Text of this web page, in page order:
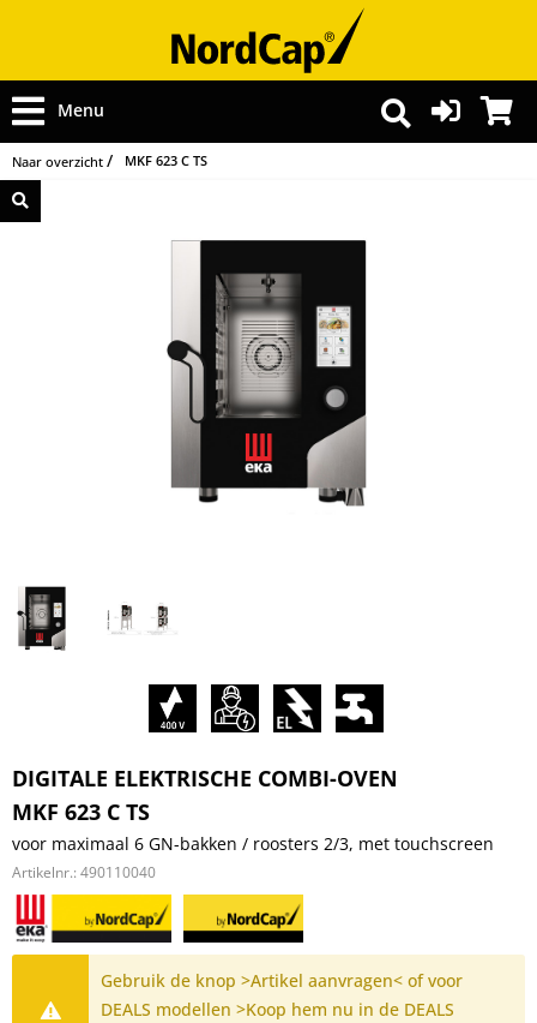
Menu
Naar overzicht MKF 623 C TS
DIGITALE ELEKTRISCHE COMBI-OVEN
MKF 623 C TS
voor maximaal 6 GN-bakken / roosters 2/3, met touchscreen
Artikelnr.: 490110040
Gebruik de knop >Artikel aanvragen< of voor
DEALS modellen >Koop hem nu in de DEALS